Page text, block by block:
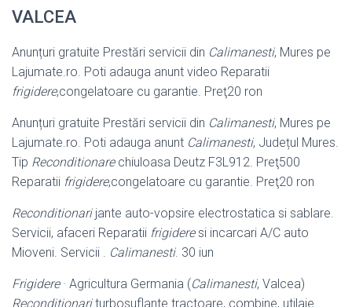
VALCEA
Anunțuri gratuite Prestări servicii din Calimanesti, Mures pe
Lajumate.ro. Poti adauga anunt video Reparatii
frigidere,congelatoare cu garantie. Preţ20 ron
Anunțuri gratuite Prestări servicii din Calimanesti, Mures pe
Lajumate.ro. Poti adauga anunt Calimanesti, Județul Mures.
Tip Reconditionarechiuloasa Deutz F3L912. Preţ500
Reparatii frigidere,congelatoare cu garantie. Preţ20 ron
Reconditionarijante auto-vopsire electrostatica si sablare.
Servicii, afaceri Reparatii frigideresi incarcari A/C auto
Mioveni. Servicii . Calimanesti. 30 iun
Frigidere· Agricultura Germania (Calimanesti, Valcea)
Reconditionariturbosuflante tractoare, combine, utilaje